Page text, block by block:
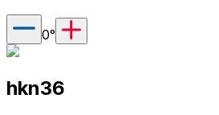
0°
hkn36